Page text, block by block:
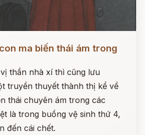
ma biến thái ám trong
thần nhà xí thì cũng lưu
truyền thuyết thành thị kể về
thái chuyên ám trong các
là trong buồng vệ sinh thứ 4,
đến cái chết.